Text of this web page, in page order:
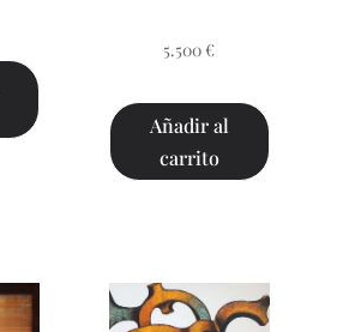
5.500 €
Añadir al
carrito